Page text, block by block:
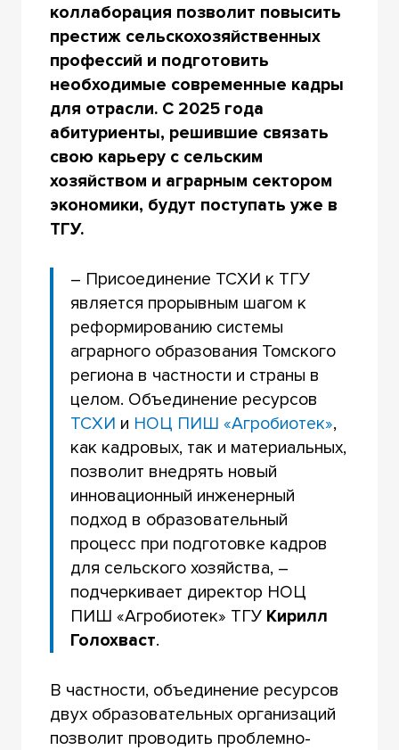
коллаборация позволит повысить
престиж сельскохозяйственных
профессий и подготовить
необходимые современные кадры
для отрасли. С 2025 года
абитуриенты, решившие связать
свою карьеру с сельским
хозяйством и аграрным сектором
экономики, будут поступать уже в
ТГУ.
– Присоединение ТСХИ к ТГУ
является прорывным шагом к
реформированию системы
аграрного образования Томского
региона в частности и страны в
целом. Объединение ресурсов
ТСХИ и НОЦ ПИШ «Агробиотек»,
как кадровых, так и материальных,
позволит внедрять новый
инновационный инженерный
подход в образовательный
процесс при подготовке кадров
для сельского хозяйства, –
подчеркивает директор НОЦ
ПИШ «Агробиотек» ТГУ Кирилл
Голохваст.
В частности, объединение ресурсов
двух образовательных организаций
позволит проводить проблемно-